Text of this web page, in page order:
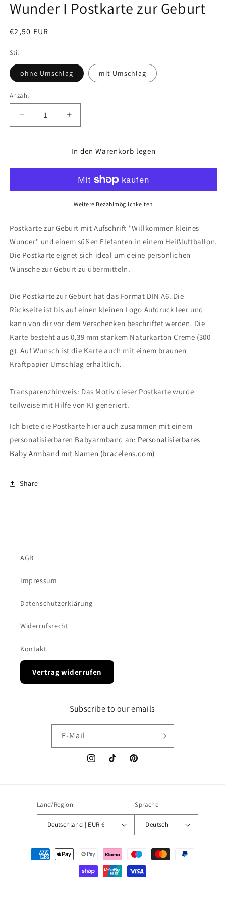
Wunder I Postkarte zur Geburt
Normaler
€2,50 EUR
Stil
ohne Umschlag mit Umschlag
Anzahl
Verringere
die
Menge
Postkarte
Wunder
zur
Erhöhe
die
Menge
für
Postkarte
kleines
Wunder
zur
In den Warenkorb legen
Weitere Bezahlmöglichkeiten
Postkarte zur Geburt mit Aufschrift "Willkommen kleines
Wunder" und einem süßen Elefanten in einem Heißluftballon.
Die Postkarte eignet sich ideal um deine persönlichen
Wünsche zur Geburt zu übermitteln.
Die Postkarte zur Geburt hat das Format DIN A6. Die
Rückseite ist bis auf einen kleinen Logo Aufdruck leer und
kann von dir vor dem Verschenken beschriftet werden. Die
Karte besteht aus 0,39 mm starkem Naturkarton Creme (300
g). Auf Wunsch ist die Karte auch mit einem braunen
Kraftpapier Umschlag erhältlich.
Transparenzhinweis: Das Motiv dieser Postkarte wurde
teilweise mit Hilfe von KI generiert.
Ich biete die Postkarte hier auch zusammen mit einem
personalisierbaren Babyarmband an: Personalisierbares
Baby Armband mit Namen (bracelens.com)
Share
AGB
Impressum
Datenschutzerklärung
Widerrufsrecht
Kontakt
Vertrag widerrufen
Subscribe to our emails
E-Mail
InstagramTikTok Pinterest
Land/Region
Deutschland | EUR €
Sprache
Deutsch
Zahlungsmethoden